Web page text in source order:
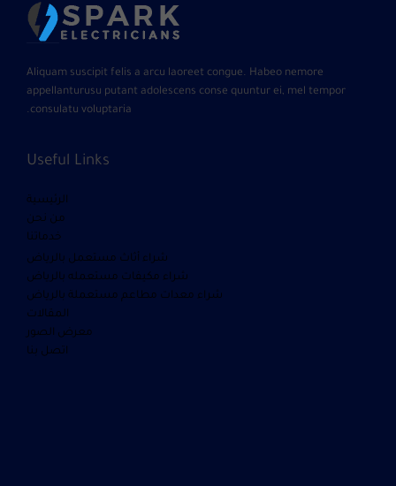
Aliquam suscipit felis a arcu laoreet congue. Habeo nemore
appellanturusu putant adolescens conse quuntur ei, mel tempor
consulatu voluptaria.
Useful Links
الرئيسية
من نحن
خدماتنا
شراء أثاث مستعمل بالرياض
شراء مكيفات مستعمله بالرياض
شراء معدات مطاعم مستعملة بالرياض
المقالات
معرض الصور
اتصل بنا